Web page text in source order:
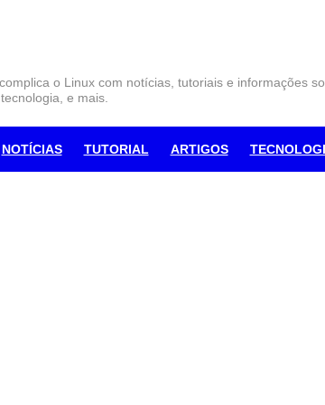
o Linux com notícias, tutoriais e informações
e mais.
NOTÍCIAS TUTORIAL ARTIGOS